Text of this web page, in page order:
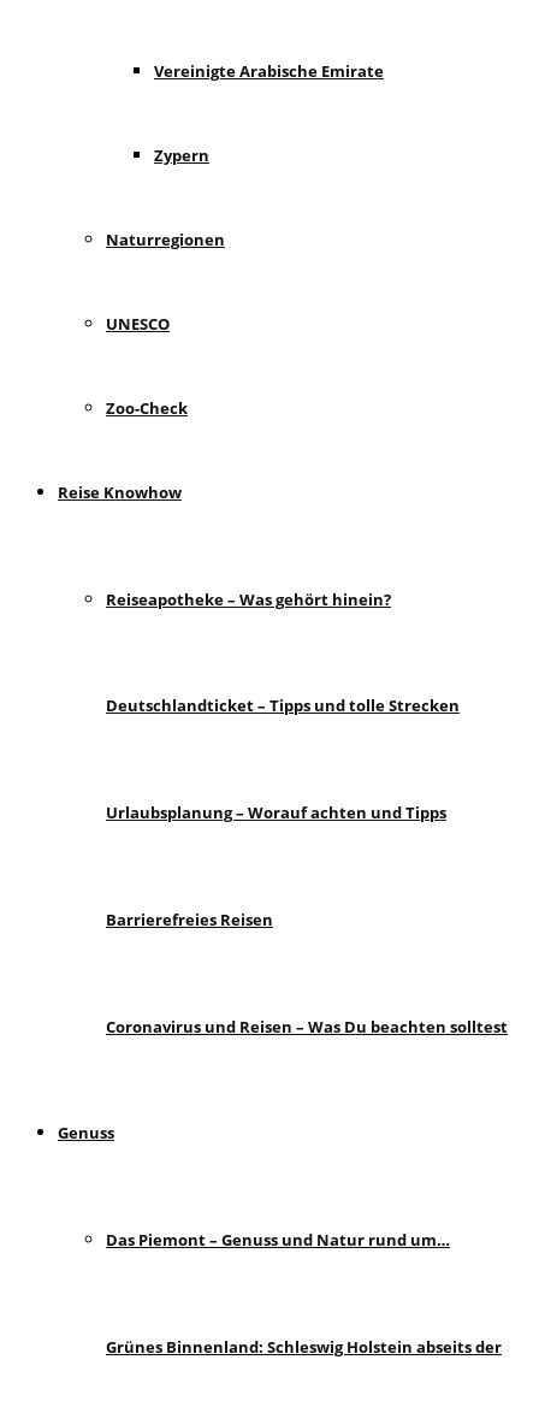
Vereinigte Arabische Emirate
Zypern
Naturregionen
UNESCO
Zoo-Check
Reise Knowhow
Reiseapotheke – Was gehört hinein?
Deutschlandticket – Tipps und tolle Strecken
Urlaubsplanung – Worauf achten und Tipps
Barrierefreies Reisen
Coronavirus und Reisen – Was Du beachten solltest
Genuss
Das Piemont – Genuss und Natur rund um…
Grünes Binnenland: Schleswig Holstein abseits der